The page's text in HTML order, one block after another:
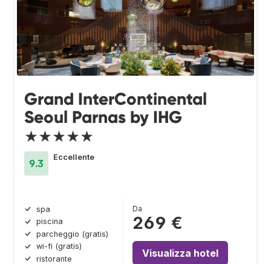
Grand InterContinental
Seoul Parnas by IHG
★★★★★
9.3
Eccellente
spa
piscina
parcheggio (gratis)
wi-fi (gratis)
ristorante
Da
269 €
Visualizza hotel